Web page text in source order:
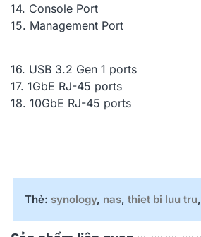
14. Console Port
15. Management Port
16. USB 3.2 Gen 1 ports
17. 1GbE RJ-45 ports
18. 10GbE RJ-45 ports
Thẻ: synology, nas, thiet bi luu tru,